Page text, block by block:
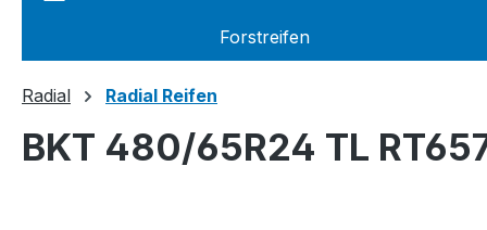
Forstreifen
Radial Radial Reifen
BKT 480/65R24 TL